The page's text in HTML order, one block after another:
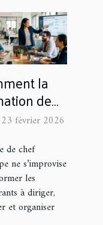
la
de
d'équipe
t-elle la
?
février 2026
de chef
ne s’improvise
les
à diriger,
et organiser